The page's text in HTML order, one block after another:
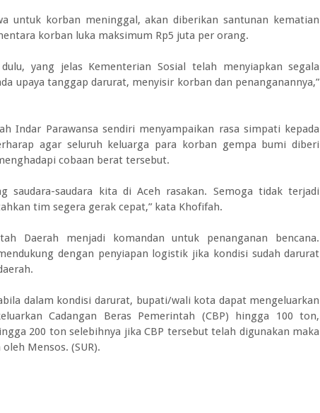
untuk korban meninggal, akan diberikan santunan kematian
korban luka maksimum Rp5 juta per orang.
yang jelas Kementerian Sosial telah menyiapkan segala
upaya tanggap darurat, menyisir korban dan penanganannya,”
Indar Parawansa sendiri menyampaikan rasa simpati kepada
agar seluruh keluarga para korban gempa bumi diberi
cobaan berat tersebut.
saudara-saudara kita di Aceh rasakan. Semoga tidak terjadi
tim segera gerak cepat,” kata Khofifah.
Daerah menjadi komandan untuk penanganan bencana.
dengan penyiapan logistik jika kondisi sudah darurat
dalam kondisi darurat, bupati/wali kota dapat mengeluarkan
Cadangan Beras Pemerintah (CBP) hingga 100 ton,
200 ton selebihnya jika CBP tersebut telah digunakan maka
Mensos. (SUR).